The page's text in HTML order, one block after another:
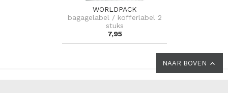
WORLDPACK
bagagelabel / kofferlabel 2
stuks
7,95
NAAR BOVEN